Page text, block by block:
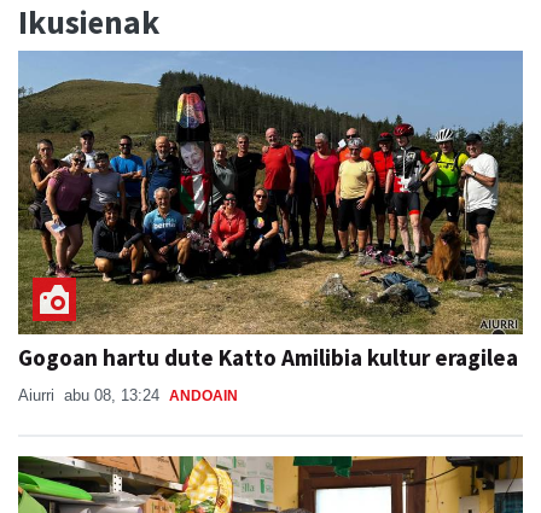
Ikusienak
Gogoan hartu dute Katto Amilibia kultur eragilea
Aiurri abu 08, 13:24 ANDOAIN